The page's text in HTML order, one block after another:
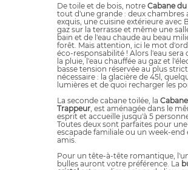
De toile et de bois, notre Cabane
tout d'une grande : deux chambres
exquis, une cuisine extérieure avec
gaz sur la terrasse et même une
bain et de l'eau chaude au beau
forêt. Mais attention, ici le mot
éco-responsabilité ! Alors l'eau sera
la pluie, l'eau chauffée au gaz et
basse tension réservée au plus strict
nécessaire : la glacière de 45l,
lumières et de quoi recharger les
La seconde cabane toilée, la
Trappeur , est aménagée dans le
esprit et accueille jusqu'à 5
Toutes deux sont parfaites pour une
escapade familiale ou un week-end
amis.
Pour un tête-à-tête romantique,
bulles auront votre préférence. La